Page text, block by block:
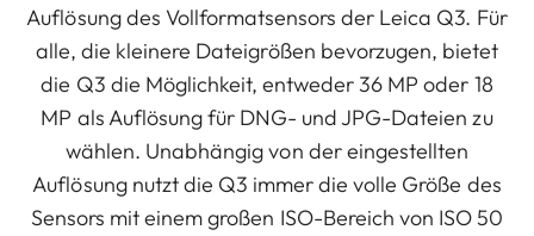
Auflösung des Vollformatsensors der Leica Q3. Für
alle, die kleinere Dateigrößen bevorzugen, bietet
die Q3 die Möglichkeit, entweder 36 MP oder 18
MP als Auflösung für DNG- und JPG-Dateien zu
wählen. Unabhängig von der eingestellten
Auflösung nutzt die Q3 immer die volle Größe des
Sensors mit einem großen ISO-Bereich von ISO 50